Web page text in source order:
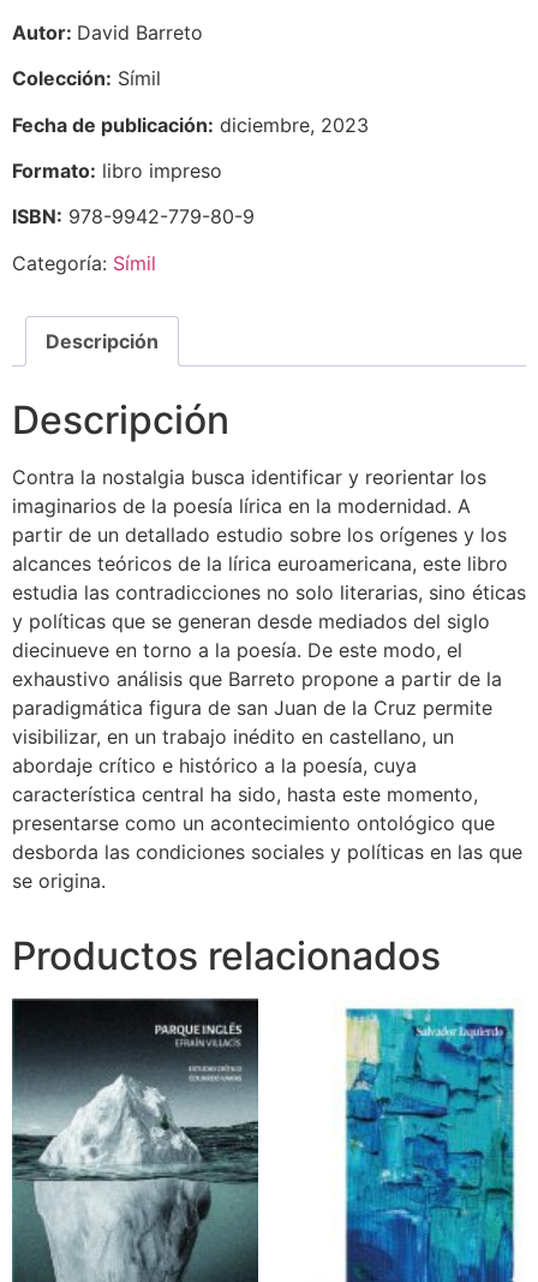
Autor: David Barreto
Colección: Símil
Fecha de publicación: diciembre, 2023
Formato: libro impreso
ISBN: 978-9942-779-80-9
Categoría: Símil
Descripción
Descripción
Contra la nostalgia busca identificar y reorientar los
imaginarios de la poesía lírica en la modernidad. A
partir de un detallado estudio sobre los orígenes y los
alcances teóricos de la lírica euroamericana, este libro
estudia las contradicciones no solo literarias, sino éticas
y políticas que se generan desde mediados del siglo
diecinueve en torno a la poesía. De este modo, el
exhaustivo análisis que Barreto propone a partir de la
paradigmática figura de san Juan de la Cruz permite
visibilizar, en un trabajo inédito en castellano, un
abordaje crítico e histórico a la poesía, cuya
característica central ha sido, hasta este momento,
presentarse como un acontecimiento ontológico que
desborda las condiciones sociales y políticas en las que
se origina.
Productos relacionados